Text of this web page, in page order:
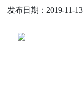
发布日期：2019-11-13